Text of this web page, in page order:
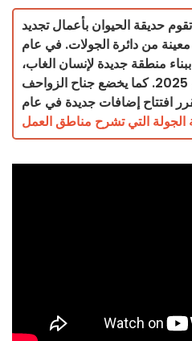
حديقة الحيوان بأعمال تجديد
من دائرة الجولات. في عام
ببناء منطقة جديدة لإنسان الغاب،
ومن المقرر افتتاحها في عام 2025. كما يخضع جناح الزواحف
افتتاح إضافات جديدة في عام
التي تشرح مناطق العمل